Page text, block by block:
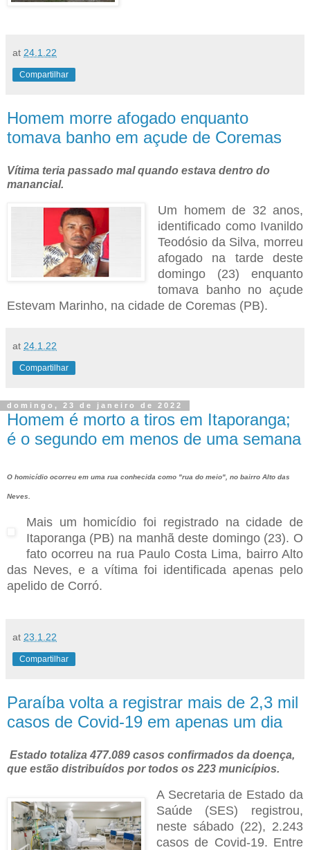
at 24.1.22
Compartilhar
Homem morre afogado enquanto
tomava banho em açude de Coremas
Vítima teria passado mal quando estava dentro do
manancial.
Um homem de 32 anos,
identificado como Ivanildo
Teodósio da Silva, morreu
afogado na tarde deste
domingo (23) enquanto
tomava banho no açude
Estevam Marinho, na cidade de Coremas (PB).
at 24.1.22
Compartilhar
domingo, 23 de janeiro de 2022
Homem é morto a tiros em Itaporanga;
é o segundo em menos de uma semana
O homicídio ocorreu em uma rua conhecida como "rua do meio", no bairro Alto das
Neves.
Mais um homicídio foi registrado na cidade de
Itaporanga (PB) na manhã deste domingo (23). O
fato ocorreu na rua Paulo Costa Lima, bairro Alto
das Neves, e a vítima foi identificada apenas pelo
apelido de Corró.
at 23.1.22
Compartilhar
Paraíba volta a registrar mais de 2,3 mil
casos de Covid-19 em apenas um dia
Estado totaliza 477.089 casos confirmados da doença,
que estão distribuídos por todos os 223 municípios.
A Secretaria de Estado da
Saúde (SES) registrou,
neste sábado (22), 2.243
casos de Covid-19. Entre